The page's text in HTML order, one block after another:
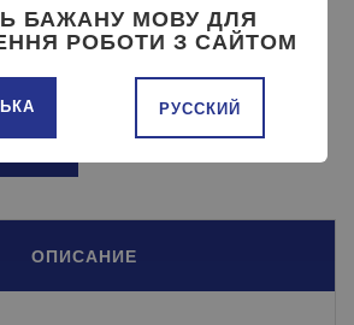
ОПИСАНИЕ
БАЖАНУ МОВУ ДЛЯ
РОБОТИ З САЙТОМ
РУССКИЙ